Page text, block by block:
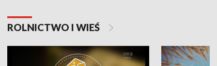
ROLNICTWO I WIEŚ